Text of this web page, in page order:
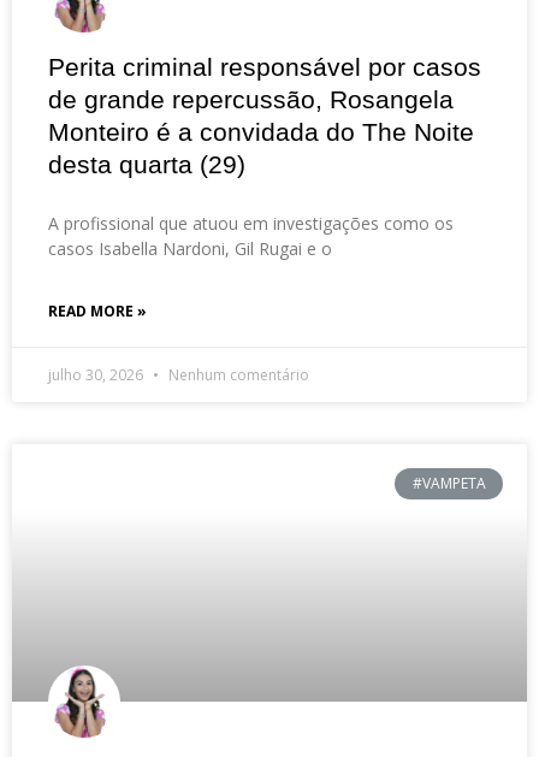
Perita criminal responsável por casos
de grande repercussão, Rosangela
Monteiro é a convidada do The Noite
desta quarta (29)
A profissional que atuou em investigações como os
casos Isabella Nardoni, Gil Rugai e o
READ MORE »
julho 30, 2026 Nenhum comentário
#VAMPETA